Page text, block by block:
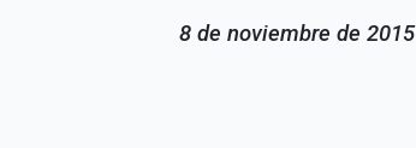
8 de noviembre de 2015